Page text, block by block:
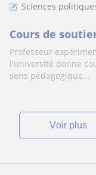
Sciences
Cours de
Professeur
l'université donne
sens pédagogique...
voir plus